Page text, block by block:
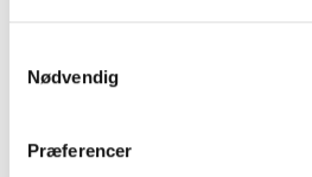
Nødvendig
Præferencer
Når vi får brug for hjælp i en krise
krisen er blevet alt for
verdensbillede er blevet forstyrret